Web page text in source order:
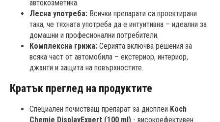
автокозметика.
Лесна употреба: Всички препарати са проектирани
така, че тяхната употреба да е интуитивна – идеални за
домашни и професионални потребители.
Комплексна грижа: Серията включва решения за
всяка част от автомобила – екстериор, интериор,
джанти и защита на повърхностите.
Кратък преглед на продуктите
Специален почистващ препарат за дисплеи Koch
Chemie DisplayExpert (100 ml) - високоефективен